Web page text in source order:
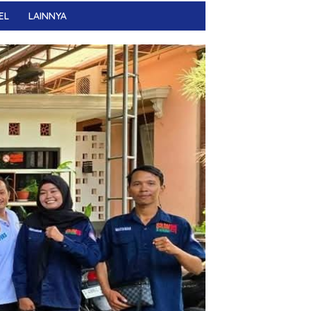
LAINNYA